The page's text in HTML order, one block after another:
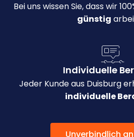
Bei uns wissen Sie, dass wir
günstig
Individuelle
Jeder Kunde aus Duisburg
individuelle
Unverbindlich